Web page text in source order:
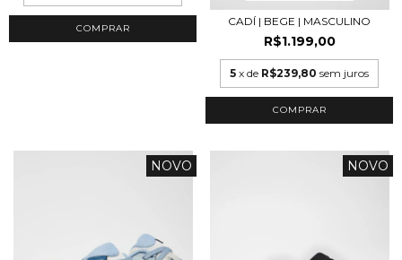
COMPRAR
CADÍ | BEGE | MASCULINO
R$1.199,00
5 x de R$239,80 sem juros
COMPRAR
NOVO NOVO